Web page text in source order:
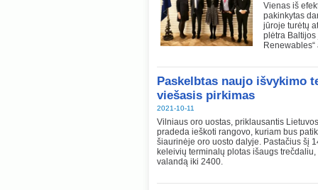
Vienas iš
pakinkytas
jūroje turėtų
plėtra
Renewables“
Paskelbtas naujo išvykimo
viešasis pirkimas
2021-10-11
Vilniaus oro uostas, priklausantis
pradeda ieškoti rangovo, kuriam bus
šiaurinėje oro uosto dalyje. Pastačius šį
keleivių terminalų plotas išaugs
valandą iki 2400.